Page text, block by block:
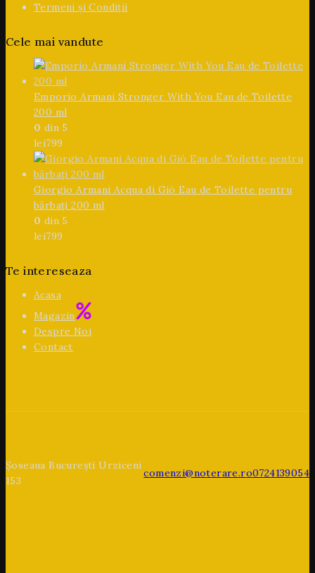
Termeni și Condiții
Cele mai vandute
Emporio Armani Stronger With You Eau de Toilette
200 ml
0 din 5
lei799
Giorgio Armani Acqua di Giò Eau de Toilette pentru
bărbați 200 ml
0 din 5
lei799
Te intereseaza
Acasa
Magazin
Despre Noi
Contact
Șoseaua București Urziceni
153
comenzi@noterare.ro0724139054